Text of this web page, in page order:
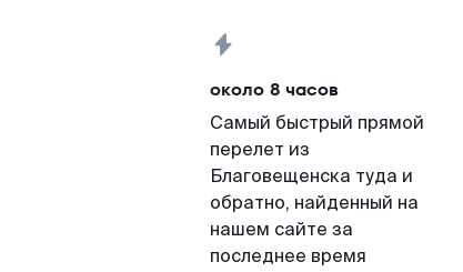
около 8 часов
Самый быстрый прямой
перелет из
Благовещенска туда и
обратно, найденный на
нашем сайте за
последнее время